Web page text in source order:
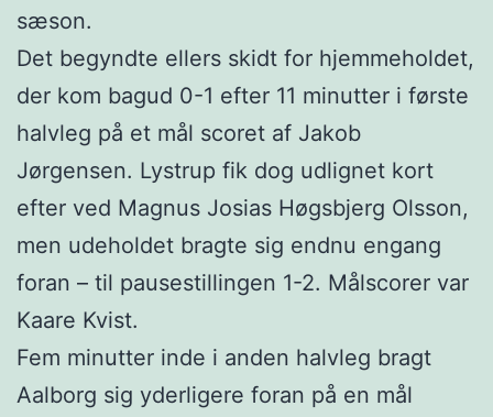
sæson.
Det begyndte ellers skidt for hjemmeholdet,
der kom bagud 0-1 efter 11 minutter i første
halvleg på et mål scoret af Jakob
Jørgensen. Lystrup fik dog udlignet kort
efter ved Magnus Josias Høgsbjerg Olsson,
men udeholdet bragte sig endnu engang
foran – til pausestillingen 1-2. Målscorer var
Kaare Kvist.
Fem minutter inde i anden halvleg bragt
Aalborg sig yderligere foran på en mål